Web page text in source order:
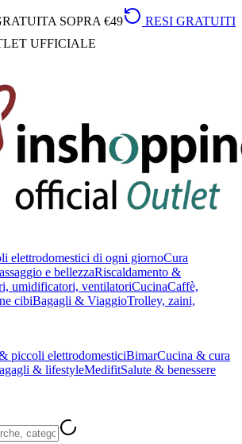
SOPRA €49
RESI GRATUITI
UFFICIALE
elettrodomestici di ogni giornoCura
e bellezzaRiscaldamento &
umidificatori, ventilatoriCucinaCaffè,
cibiBagagli & ViaggioTrolley, zaini,
piccoli elettrodomesticiBimarCucina & cura
& lifestyleMedifitSalute & benessere